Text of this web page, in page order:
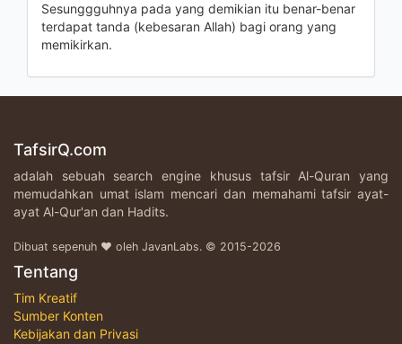
Sesunggguhnya pada yang demikian itu benar-benar
terdapat tanda (kebesaran Allah) bagi orang yang
memikirkan.
TafsirQ.com
adalah sebuah search engine khusus tafsir Al-Quran yang
memudahkan umat islam mencari dan memahami tafsir ayat-
ayat Al-Qur'an dan Hadits.
Dibuat sepenuh ♥ oleh JavanLabs. © 2015-2026
Tentang
Tim Kreatif
Sumber Konten
Kebijakan dan Privasi